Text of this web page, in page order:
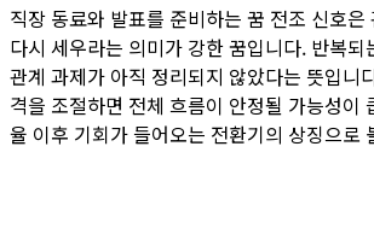
직장 동료와 발표를 준비하는 꿈 전조 신호은
다시 세우라는 의미가 강한 꿈입니다. 반복되
관계 과제가 아직 정리되지 않았다는 뜻입니
격을 조절하면 전체 흐름이 안정될 가능성이
율 이후 기회가 들어오는 전환기의 상징으로